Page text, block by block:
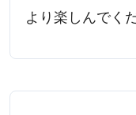
より楽しんでく